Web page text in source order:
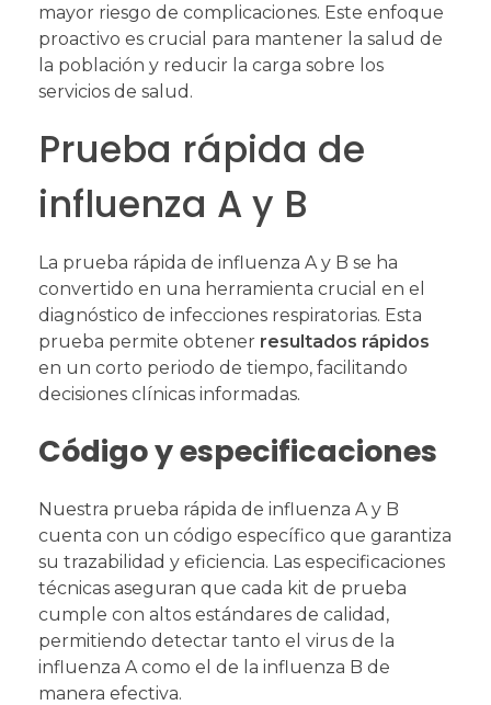
mayor riesgo de complicaciones. Este enfoque
proactivo es crucial para mantener la salud de
la población y reducir la carga sobre los
servicios de salud.
Prueba rápida de
influenza A y B
La prueba rápida de influenza A y B se ha
convertido en una herramienta crucial en el
diagnóstico de infecciones respiratorias. Esta
prueba permite obtener resultados rápidos
en un corto periodo de tiempo, facilitando
decisiones clínicas informadas.
Código y especificaciones
Nuestra prueba rápida de influenza A y B
cuenta con un código específico que garantiza
su trazabilidad y eficiencia. Las especificaciones
técnicas aseguran que cada kit de prueba
cumple con altos estándares de calidad,
permitiendo detectar tanto el virus de la
influenza A como el de la influenza B de
manera efectiva.